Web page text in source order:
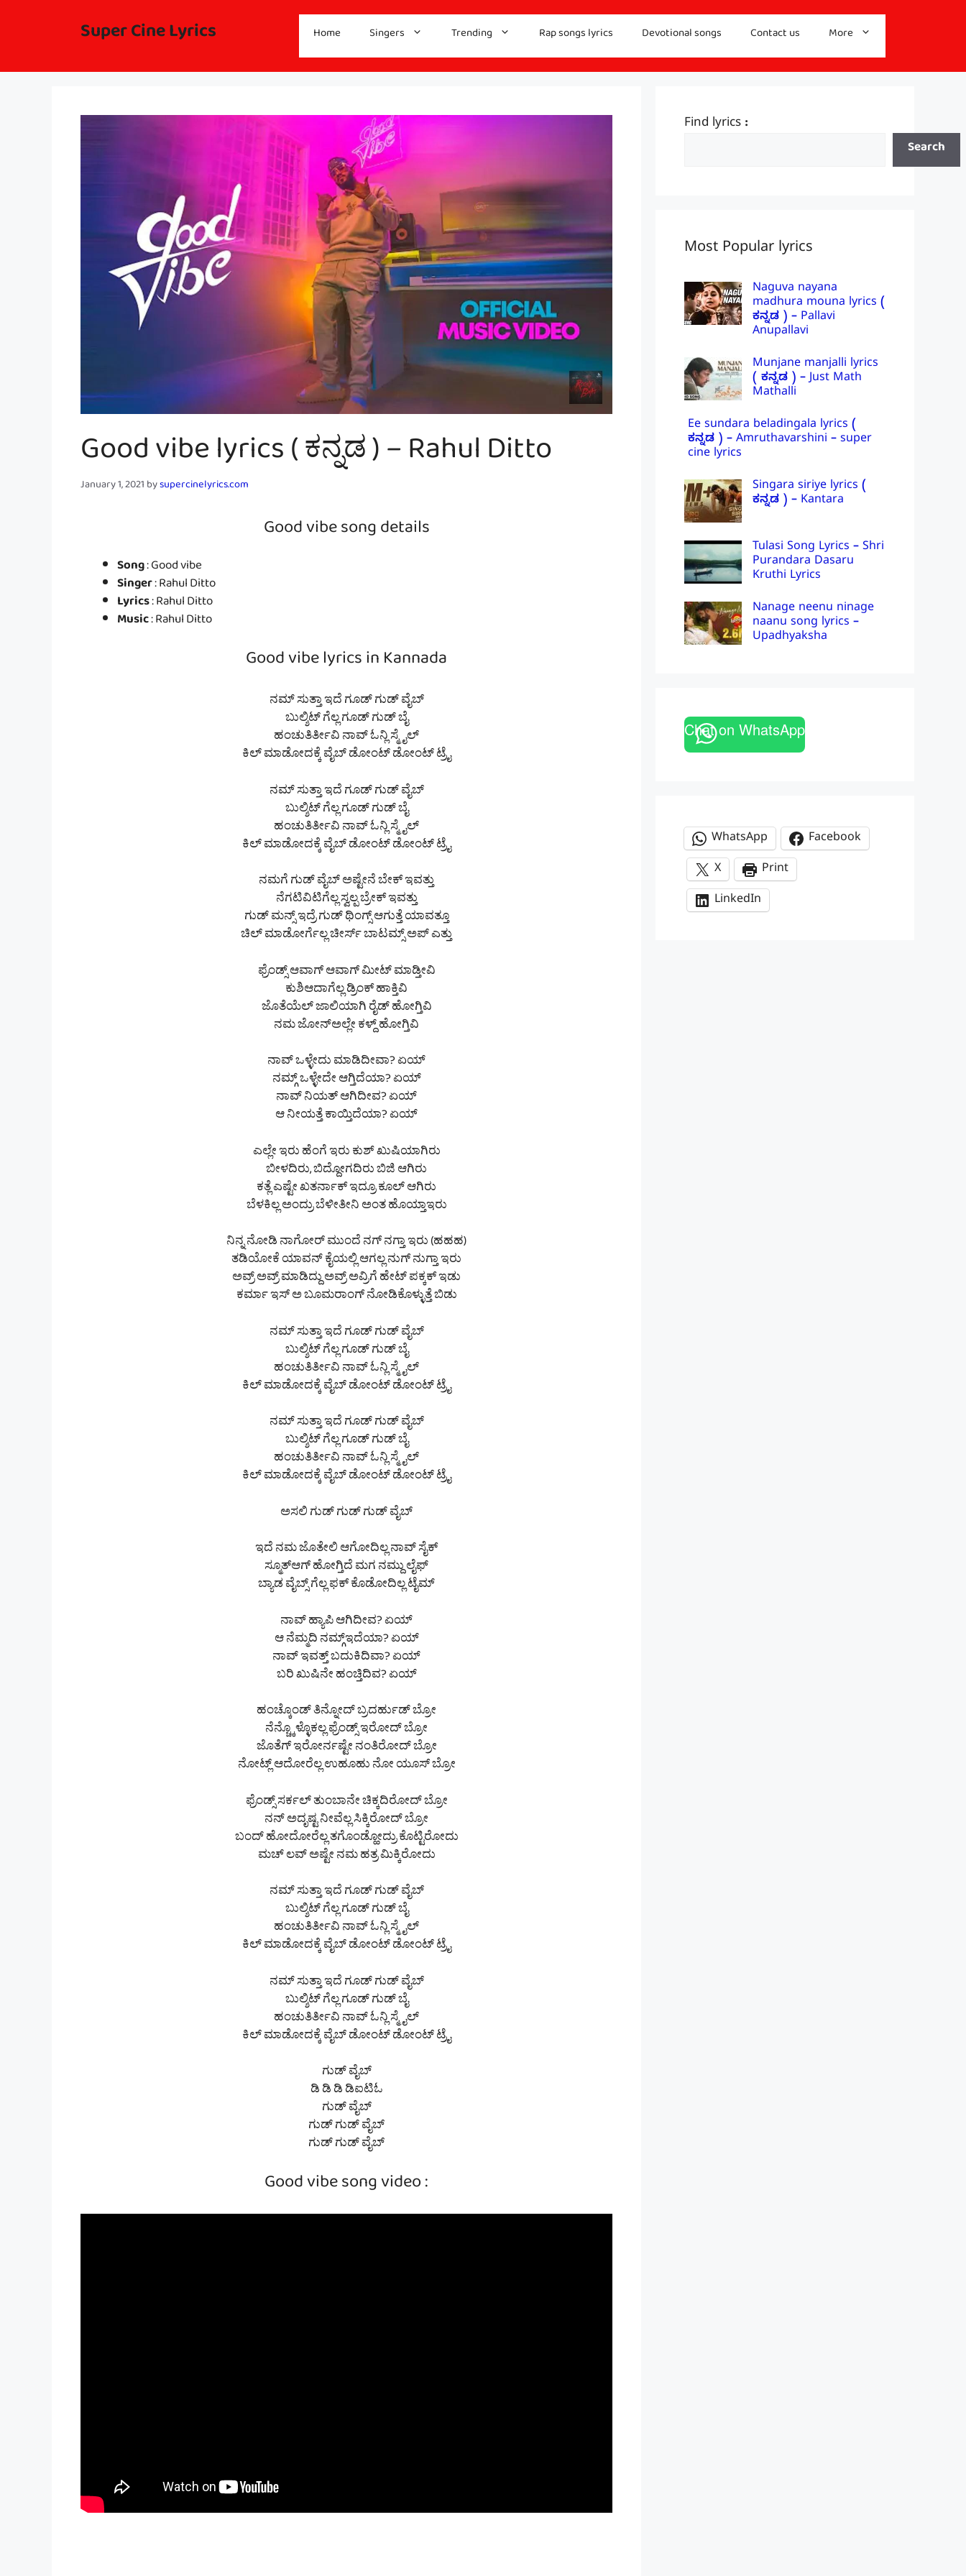
Super Cine Lyrics Home Singers Trending Rap songs lyrics Devotional songs Contact us More
Good vibe lyrics ( ಕನ್ನಡ ) – Rahul Ditto
January 1, 2021bysupercinelyrics.com
Good vibe song details
Song: Good vibe
Singer: Rahul Ditto
Lyrics: Rahul Ditto
Music: Rahul Ditto
Good vibe lyrics in Kannada
ನಮ್ ಸುತ್ತಾ ಇದೆ ಗೂಡ್ ಗುಡ್ ವೈಬ್
ಬುಲ್ಶಿಟ್ ಗೆಲ್ಲ ಗೂಡ್ ಗುಡ್ ಬೈ
ಹಂಚುತಿರ್ತೀವಿ ನಾವ್ ಓನ್ಲಿ ಸ್ಮೈಲ್
ಕಿಲ್ ಮಾಡೋದಕ್ಕೆ ವೈಬ್ ಡೋಂಟ್ ಡೋಂಟ್ ಟ್ರೈ
ನಮ್ ಸುತ್ತಾ ಇದೆ ಗೂಡ್ ಗುಡ್ ವೈಬ್
ಬುಲ್ಶಿಟ್ ಗೆಲ್ಲ ಗೂಡ್ ಗುಡ್ ಬೈ
ಹಂಚುತಿರ್ತೀವಿ ನಾವ್ ಓನ್ಲಿ ಸ್ಮೈಲ್
ಕಿಲ್ ಮಾಡೋದಕ್ಕೆ ವೈಬ್ ಡೋಂಟ್ ಡೋಂಟ್ ಟ್ರೈ
ನಮಗೆ ಗುಡ್ ವೈಬ್ ಅಷ್ಟೇನೆ ಬೇಕ್ ಇವತ್ತು
ನೆಗಟಿವಿಟಿಗೆಲ್ಲ ಸ್ವಲ್ಪ ಬ್ರೇಕ್ ಇವತ್ತು
ಗುಡ್ ಮನ್ಸ್ ಇದ್ರೆ ಗುಡ್ ಥಿಂಗ್ಸ್ ಆಗುತ್ತೆ ಯಾವತ್ತೂ
ಚಿಲ್ ಮಾಡೋರ್ಗೆಲ್ಲ ಚೀರ್ಸ್ ಬಾಟಮ್ಸ್ ಅಪ್ ಎತ್ತು
ಫ್ರೆಂಡ್ಸ್ ಆವಾಗ್ ಆವಾಗ್ ಮೀಟ್ ಮಾಡ್ತೀವಿ
ಕುಶಿಆದಾಗೆಲ್ಲ ಡ್ರಿಂಕ್ ಹಾಕ್ತಿವಿ
ಜೊತೆಯೆಲ್ ಜಾಲಿಯಾಗಿ ರೈಡ್ ಹೋಗ್ತಿವಿ
ನಮ ಜೋನ್ಅಲ್ಲೇ ಕಳ್ದ್ ಹೋಗ್ತಿವಿ
ನಾವ್ ಒಳ್ಳೇದು ಮಾಡಿದೀವಾ? ಏಯ್
ನಮ್ಗ್ ಒಳ್ಳೇದೇ ಆಗ್ತಿದೆಯಾ? ಏಯ್
ನಾವ್ ನಿಯತ್ ಆಗಿದೀವ? ಏಯ್
ಆ ನೀಯತ್ತೆ ಕಾಯ್ತಿದೆಯಾ? ಏಯ್
ಎಲ್ಲೇ ಇರು ಹೆಂಗೆ ಇರು ಕುಶ್ ಖುಷಿಯಾಗಿರು
ಬೀಳದಿರು, ಬಿದ್ದೋಗದಿರು ಬಿಜಿ ಆಗಿರು
ಕತ್ಲೆ ಎಷ್ಟೇ ಖತರ್ನಾಕ್ ಇದ್ರೂ ಕೂಲ್ ಆಗಿರು
ಬೆಳಕಿಲ್ಲ ಅಂದ್ರು ಬೆಳೀತೀನಿ ಅಂತ ಹೊಯ್ತಾಇರು
ನಿನ್ನ ನೋಡಿ ನಾಗೋರ್ ಮುಂದೆ ನಗ್ ನಗ್ತಾ ಇರು (ಹಹಹ)
ತಡಿಯೋಕೆ ಯಾವನ್ ಕೈಯಲ್ಲಿ ಆಗಲ್ಲ ನುಗ್ ನುಗ್ತಾ ಇರು
ಅವ್ರ್ ಅವ್ರ್ ಮಾಡಿದ್ದು ಅವ್ರ್ ಅವ್ರಿಗೆ ಹೇಟ್ ಪಕ್ಕಕ್ ಇಡು
ಕರ್ಮಾ ಇಸ್ ಅ ಬೂಮರಾಂಗ್ ನೋಡಿಕೊಳ್ಳುತ್ತೆ ಬಿಡು
ನಮ್ ಸುತ್ತಾ ಇದೆ ಗೂಡ್ ಗುಡ್ ವೈಬ್
ಬುಲ್ಶಿಟ್ ಗೆಲ್ಲ ಗೂಡ್ ಗುಡ್ ಬೈ
ಹಂಚುತಿರ್ತೀವಿ ನಾವ್ ಓನ್ಲಿ ಸ್ಮೈಲ್
ಕಿಲ್ ಮಾಡೋದಕ್ಕೆ ವೈಬ್ ಡೋಂಟ್ ಡೋಂಟ್ ಟ್ರೈ
ನಮ್ ಸುತ್ತಾ ಇದೆ ಗೂಡ್ ಗುಡ್ ವೈಬ್
ಬುಲ್ಶಿಟ್ ಗೆಲ್ಲ ಗೂಡ್ ಗುಡ್ ಬೈ
ಹಂಚುತಿರ್ತೀವಿ ನಾವ್ ಓನ್ಲಿ ಸ್ಮೈಲ್
ಕಿಲ್ ಮಾಡೋದಕ್ಕೆ ವೈಬ್ ಡೋಂಟ್ ಡೋಂಟ್ ಟ್ರೈ
ಅಸಲಿ ಗುಡ್ ಗುಡ್ ಗುಡ್ ವೈಬ್
ಇದೆ ನಮ ಜೊತೇಲಿ ಆಗೋದಿಲ್ಲ ನಾವ್ ಸೈಕ್
ಸ್ಮೂತ್ಆಗ್ ಹೋಗ್ತಿದೆ ಮಗ ನಮ್ದು ಲೈಫ್
ಬ್ಯಾಡ ವೈಬ್ಸ್ ಗೆಲ್ಲ ಫಕ್ ಕೊಡೋದಿಲ್ಲ ಟೈಮ್
ನಾವ್ ಹ್ಯಾಪಿ ಆಗಿದೀವ? ಏಯ್
ಆ ನೆಮ್ಮದಿ ನಮ್ಗ್ಇದೆಯಾ? ಏಯ್
ನಾವ್ ಇವತ್ತ್ ಬದುಕಿದಿವಾ? ಏಯ್
ಬರಿ ಖುಷಿನೇ ಹಂಚ್ತಿದಿವ? ಏಯ್
ಹಂಚ್ಕೊಂಡ್ ತಿನ್ನೋದ್ ಬ್ರದರ್ಹುಡ್ ಬ್ರೋ
ನೆನ್ಚ್ಕೊಳ್ಳೊಕಲ್ಲ ಫ್ರೆಂಡ್ಸ್ ಇರೋದ್ ಬ್ರೋ
ಜೊತೆಗ್ ಇರೋರ್ನಷ್ಟೇ ನಂತಿರೋದ್ ಬ್ರೋ
ನೋಟ್ಲ್ ಆದೋರೆಲ್ಲ ಉಹೂಹು ನೋ ಯೂಸ್ ಬ್ರೋ
ಫ್ರೆಂಡ್ಸ್ ಸರ್ಕಲ್ ತುಂಬಾನೇ ಚಿಕ್ಕದಿರೋದ್ ಬ್ರೋ
ನನ್ ಅದೃಷ್ಟ ನೀವೆಲ್ಲ ಸಿಕ್ಕಿರೋದ್ ಬ್ರೋ
ಬಂದ್ ಹೋದೋರೆಲ್ಲ ತಗೊಂಡ್ಹೋದ್ರು ಕೊಟ್ಟಿರೋದು
ಮಚ್ ಲವ್ ಅಷ್ಟೇ ನಮ ಹತ್ರ ಮಿಕ್ಕಿರೋದು
ನಮ್ ಸುತ್ತಾ ಇದೆ ಗೂಡ್ ಗುಡ್ ವೈಬ್
ಬುಲ್ಶಿಟ್ ಗೆಲ್ಲ ಗೂಡ್ ಗುಡ್ ಬೈ
ಹಂಚುತಿರ್ತೀವಿ ನಾವ್ ಓನ್ಲಿ ಸ್ಮೈಲ್
ಕಿಲ್ ಮಾಡೋದಕ್ಕೆ ವೈಬ್ ಡೋಂಟ್ ಡೋಂಟ್ ಟ್ರೈ
ನಮ್ ಸುತ್ತಾ ಇದೆ ಗೂಡ್ ಗುಡ್ ವೈಬ್
ಬುಲ್ಶಿಟ್ ಗೆಲ್ಲ ಗೂಡ್ ಗುಡ್ ಬೈ
ಹಂಚುತಿರ್ತೀವಿ ನಾವ್ ಓನ್ಲಿ ಸ್ಮೈಲ್
ಕಿಲ್ ಮಾಡೋದಕ್ಕೆ ವೈಬ್ ಡೋಂಟ್ ಡೋಂಟ್ ಟ್ರೈ
ಗುಡ್ ವೈಬ್
ಡಿ ಡಿ ಡಿ ಡಿಐಟಿಓ
ಗುಡ್ ವೈಬ್
ಗುಡ್ ಗುಡ್ ವೈಬ್
ಗುಡ್ ಗುಡ್ ವೈಬ್
Good vibe song video :
Find lyrics :
Search
Most Popular lyrics
Naguva nayana
madhura mouna lyrics (
ಕನ್ನಡ ) – Pallavi
Anupallavi
Munjane manjalli lyrics
( ಕನ್ನಡ ) – Just Math
Mathalli
Ee sundara beladingala lyrics (
ಕನ್ನಡ ) – Amruthavarshini – super
cine lyrics
Singara siriye lyrics (
ಕನ್ನಡ ) – Kantara
Tulasi Song Lyrics – Shri
Purandara Dasaru
Kruthi Lyrics
Nanage neenu ninage
naanu song lyrics –
Upadhyaksha
Chat on WhatsApp
WhatsApp
Facebook
X
Print
LinkedIn